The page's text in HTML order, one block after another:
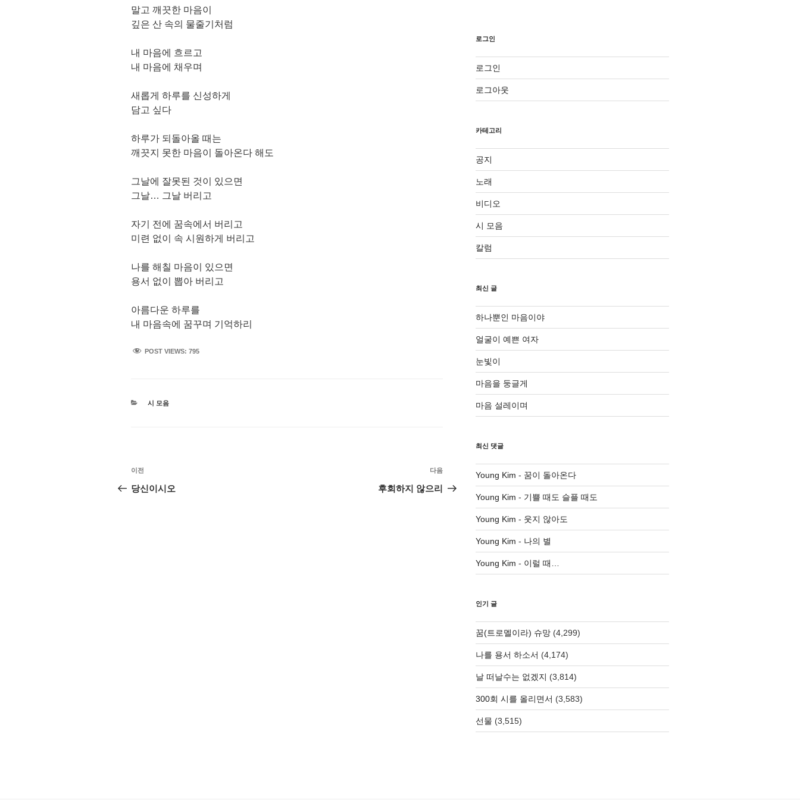
말고 깨끗한 마음이
깊은 산 속의 물줄기처럼
내 마음에 흐르고
내 마음에 채우며
새롭게 하루를 신성하게
담고 싶다
하루가 되돌아올 때는
깨끗지 못한 마음이 돌아온다 해도
그날에 잘못된 것이 있으면
그날… 그날 버리고
자기 전에 꿈속에서 버리고
미련 없이 속 시원하게 버리고
나를 해칠 마음이 있으면
용서 없이 뽑아 버리고
아름다운 하루를
내 마음속에 꿈꾸며 기억하리
POST VIEWS: 795
카
시 모음
글
탐
이
전
이전
당신이시오
다
음
다음
후회하지 않으리
로그인
로그인
로그아웃
카테고리
공지
노래
비디오
시 모음
칼럼
최신 글
하나뿐인 마음이야
얼굴이 예쁜 여자
눈빛이
마음을 둥글게
마음 설레이며
최신 댓글
Young Kim - 꿈이 돌아온다
Young Kim - 기쁠 때도 슬플 때도
Young Kim - 웃지 않아도
Young Kim - 나의 별
Young Kim - 이럴 때…
인기 글
꿈(트로멜이라) 슈망 (4,299)
나를 용서 하소서 (4,174)
날 떠날수는 없겠지 (3,814)
300회 시를 올리면서 (3,583)
선물 (3,515)